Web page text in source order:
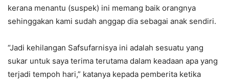
kerana menantu (suspek) ini memang baik orangnya
sehinggakan kami sudah anggap dia sebagai anak sendiri.
“Jadi kehilangan Safsufarnisya ini adalah sesuatu yang
sukar untuk saya terima terutama dalam keadaan apa yang
terjadi tempoh hari,” katanya kepada pemberita ketika